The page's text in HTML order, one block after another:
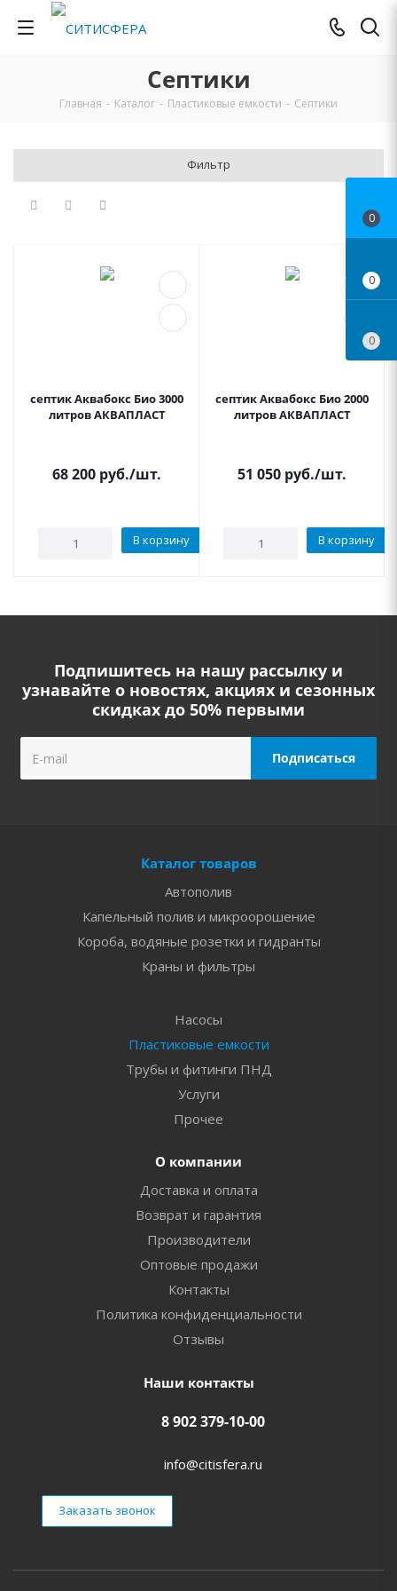
Септики
Главная - Каталог - Пластиковые емкости - Септики
Фильтр
септик Аквабокс Био 3000
литров АКВАПЛАСТ
68 200 руб./шт.
В корзину
септик Аквабокс Био 2000
литров АКВАПЛАСТ
51 050 руб./шт.
В корзину
Подпишитесь на нашу рассылку и
узнавайте о новостях, акциях и сезонных
скидках до 50% первыми
Каталог товаров
Автополив
Капельный полив и микроорошение
Короба, водяные розетки и гидранты
Краны и фильтры
Насосы
Пластиковые емкости
Трубы и фитинги ПНД
Услуги
Прочее
О компании
Доставка и оплата
Возврат и гарантия
Производители
Оптовые продажи
Контакты
Политика конфиденциальности
Отзывы
Наши контакты
8 902 379-10-00
info@citisfera.ru
Заказать звонок
0
0
0